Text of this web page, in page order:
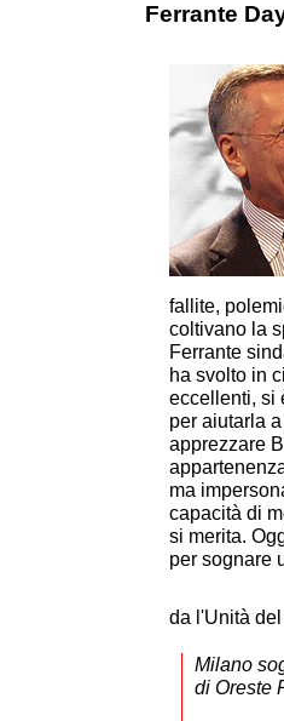
Ferrante
fallite,
coltivano la
Ferrante
ha svolto in
eccellenti, si
per aiutarla
apprezzare
ma
capacità di
si merita.
per sognare
da l'Unità
Milano
di Oreste